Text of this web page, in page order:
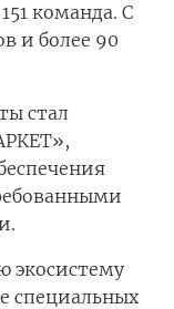
команда. С
и более 90
стал
экосистему
специальных